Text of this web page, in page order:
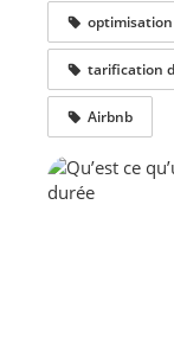
tarification
Airbnb